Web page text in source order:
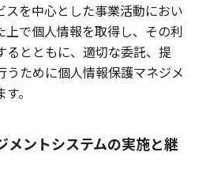
スを中心とした事業活動におい
上で個人情報を取得し、その利
るとともに、適切な委託、提
ために個人情報保護マネジメ
。
メントシステムの実施と継